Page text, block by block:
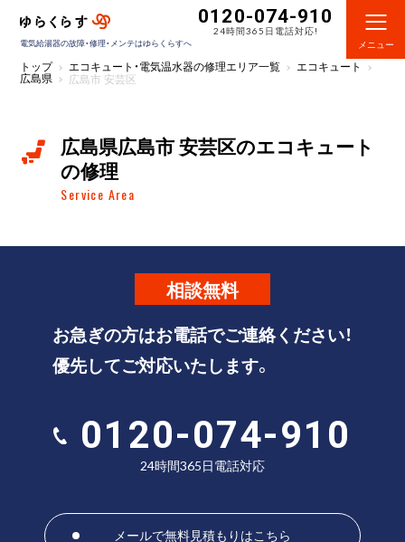
電気給湯器の故障・修理・メンテはゆらくらすへ
0120-074-910
24時間365日電話対応!
メニュー
トップ エコキュート・電気温水器の修理エリア一覧 エコキュート
広島県 広島市 安芸区
広島県広島市 安芸区のエコキュート
の修理
Service Area
相談無料
お急ぎの方はお電話でご連絡ください！
優先してご対応いたします。
0120-074-910
24時間365日電話対応
メールで無料見積もりはこちら